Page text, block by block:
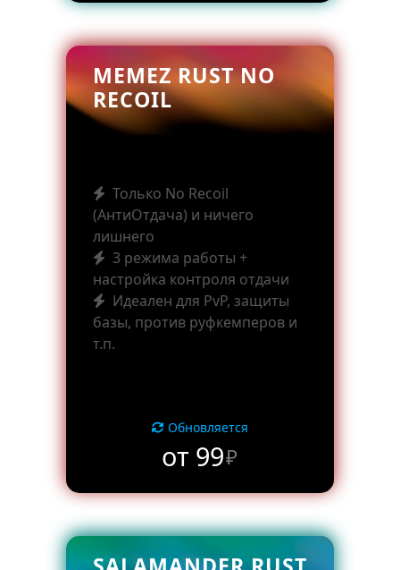
MEMEZ RUST NO
RECOIL
Только No Recoil
(АнтиОтдача) и ничего
лишнего
3 режима работы +
настройка контроля отдачи
Идеален для PvP, защиты
базы, против руфкемперов и
т.п.
Обновляется
от 99₽